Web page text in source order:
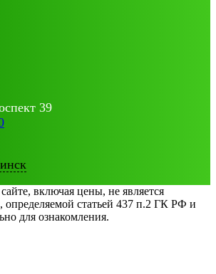
39
включая цены, не является
определяемой статьей 437 п.2 ГК РФ и
для ознакомления.